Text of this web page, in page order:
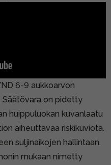
6-9 aukkoarvon
Säätövara on pidetty
huippuluokan kuvanlaatu
aiheuttavaa riskikuviota.
suljinaikojen hallintaan.
mukaan nimetty